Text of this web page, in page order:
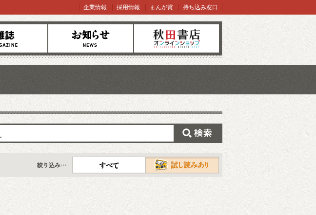
お知らせ オンラインショップ
企業情報 採用情報 まんが賞 持ち込み窓口
すべて